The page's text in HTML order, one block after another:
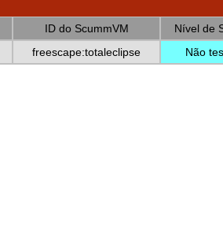
ID do ScummVM
Nível de
freescape:totaleclipse Não